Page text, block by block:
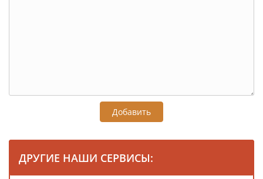
Добавить
ДРУГИЕ НАШИ СЕРВИСЫ: